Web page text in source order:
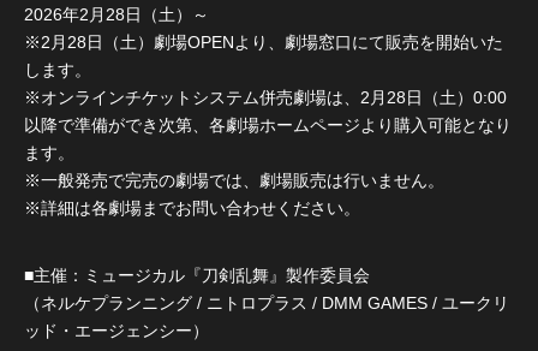
2026年2月28日（土）～
※2月28日（土）劇場OPENより、劇場窓口にて販売を開始いた
します。
※オンラインチケットシステム併売劇場は、2月28日（土）0:00
以降で準備ができ次第、各劇場ホームページより購入可能となり
ます。
※一般発売で完売の劇場では、劇場販売は行いません。
※詳細は各劇場までお問い合わせください。
■主催：ミュージカル『刀剣乱舞』製作委員会
（ネルケプランニング / ニトロプラス / DMM GAMES / ユークリ
ッド・エージェンシー）